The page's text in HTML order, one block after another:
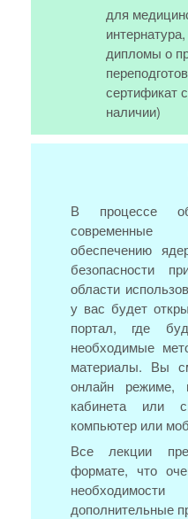
для
дипломы о
сертификат
наличии)
В процессе
обеспечению
безопасности
области
у вас будет
портал, где
необходимые
материалы. Вы
онлайн режиме,
кабинета или
компьютер или
Все лекции
формате, что
дополнительные